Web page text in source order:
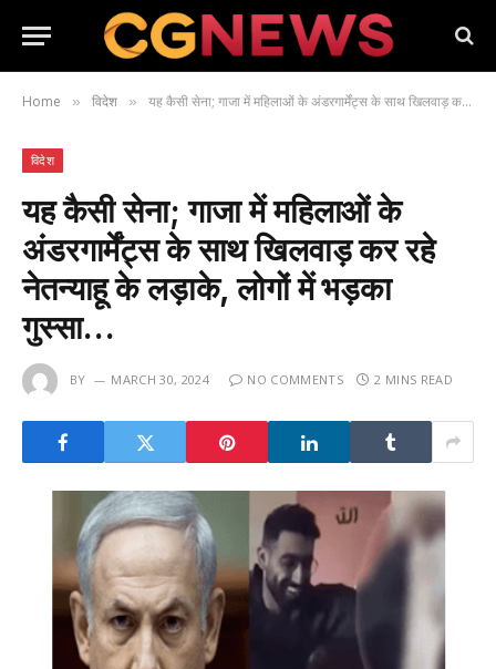
Home » विदेश » यह कैसी सेना; गाजा में महिलाओं के अंडरगार्मेंट्स के साथ खिलवाड़ कर रहे नेतन्याहू के लड़ाके, लोगों में भड़का गुस्सा…
विदेश
यह कैसी सेना; गाजा में महिलाओं के
अंडरगार्मेंट्स के साथ खिलवाड़ कर रहे
नेतन्याहू के लड़ाके, लोगों में भड़का
गुस्सा…
BY MARCH 30, 2024 NO COMMENTS 2 MINS READ